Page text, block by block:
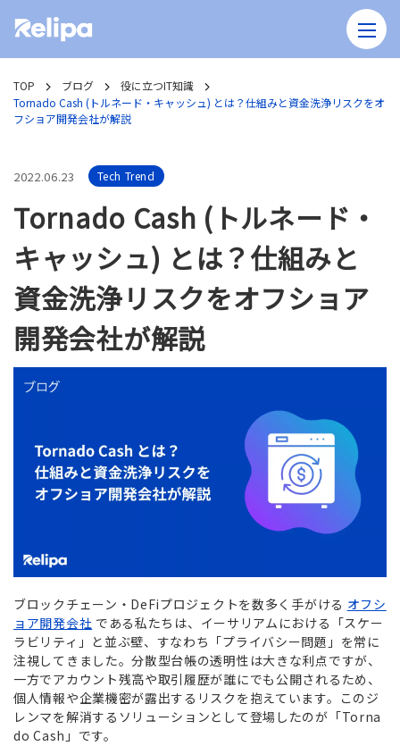
TOP ブログ
役に立つIT知識
Tornado Cash (トルネード・キャッシュ) とは？仕組みと資金洗浄リスクをオ
フショア開発会社が解説
2022.06.23 Tech Trend
Tornado Cash (トルネード・
キャッシュ) とは？仕組みと
資金洗浄リスクをオフショア
開発会社が解説
ブロックチェーン・DeFiプロジェクトを数多く手がける オフシ
ョア開発会社 である私たちは、イーサリアムにおける「スケー
ラビリティ」と並ぶ壁、すなわち「プライバシー問題」を常に
注視してきました。分散型台帳の透明性は大きな利点ですが、
一方でアカウント残高や取引履歴が誰にでも公開されるため、
個人情報や企業機密が露出するリスクを抱えています。このジ
レンマを解消するソリューションとして登場したのが「Torna
do Cash」です。